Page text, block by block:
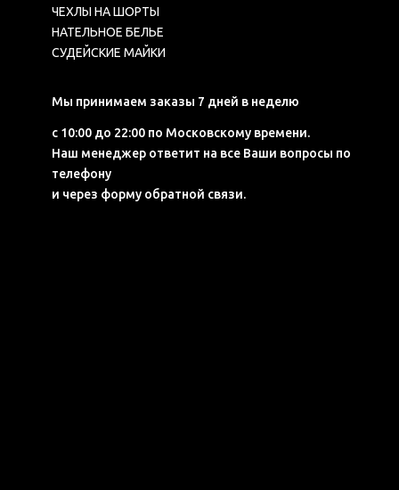
ЧЕХЛЫ НА ШОРТЫ
НАТЕЛЬНОЕ БЕЛЬЕ
СУДЕЙСКИЕ МАЙКИ
Мы принимаем заказы 7 дней в неделю
с 10:00 до 22:00 по Московскому времени.
Наш менеджер ответит на все Ваши вопросы по
телефону
и через форму обратной связи.